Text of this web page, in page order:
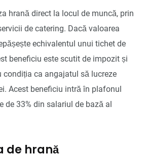
hrană direct la locul de muncă, prin
de catering. Dacă valoarea
echivalentul unui tichet de
beneficiu este scutit de impozit și
condiția ca angajatul să lucreze
Acest beneficiu intră în plafonul
de 33% din salariul de bază al
de hrană